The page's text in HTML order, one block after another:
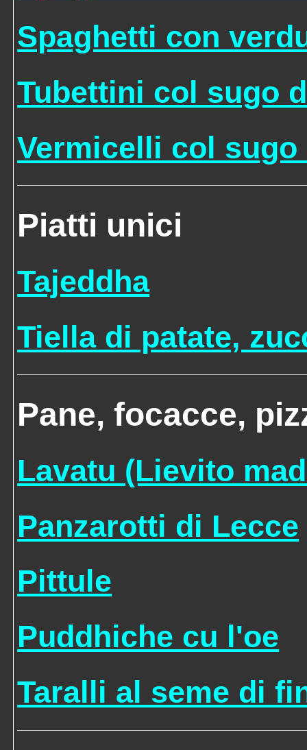
Spaghetti con
Tubettini col sugo
Vermicelli col
Piatti unici
Tajeddha
Tiella di patate,
Pane, focacce,
Lavatu (Lievito
Panzarotti di Lecce
Pittule
Puddhiche cu l'oe
Taralli al seme di